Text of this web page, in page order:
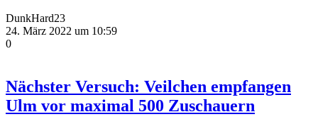
DunkHard23
24. März 2022 um 10:59
0
Nächster Versuch: Veilchen empfangen
Ulm vor maximal 500 Zuschauern